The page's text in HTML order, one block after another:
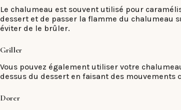
Le chalumeau est souvent utilisé pour
dessert et de passer la flamme du chalumeau
éviter de le brûler.
Griller
Vous pouvez également utiliser votre
dessus du dessert en faisant des mouvements
Dorer